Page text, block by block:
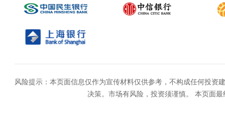
风险提示：本页面信息仅作为宣传材料仅供参考，不构成任何投资
决策。市场有风险，投资须谨慎。 本页面